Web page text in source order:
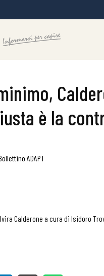
è la
ADAPT
Calderone a cura di Isidoro